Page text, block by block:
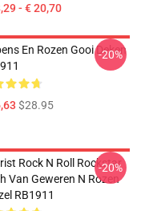
- € 20,70
En Rozen Gooi Deken
$28.95
-20%
Rock N Roll Rockstar
Van Geweren N Rozen
RB1911
-20%